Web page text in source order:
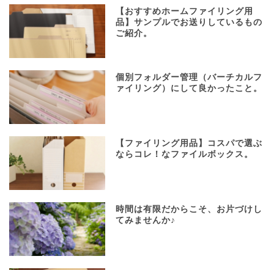
【おすすめホームファイリング用
品】サンプルでお送りしているもの
ご紹介。
個別フォルダー管理（バーチカルフ
ァイリング）にして良かったこと。
【ファイリング用品】コスパで選ぶ
ならコレ！なファイルボックス。
時間は有限だからこそ、お片づけし
てみませんか♪